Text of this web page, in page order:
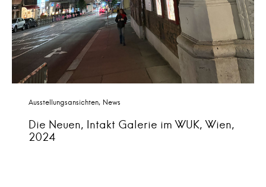
Ausstellungsansichten News
Die Neuen, Intakt Galerie im WUK, Wien,
2024